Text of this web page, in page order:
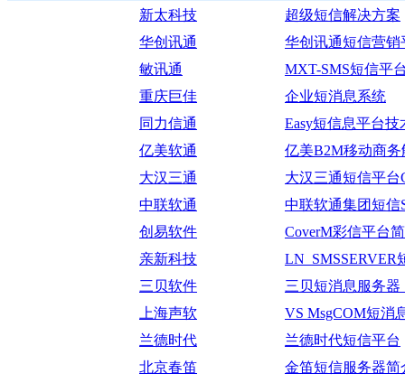
新太科技
超级短信解决方案
华创讯通
华创讯通短信营销
敏讯通
MXT-SMS短信平
重庆巨佳
企业短消息系统
同力信通
Easy短信息平台技
亿美软通
亿美B2M移动商务
大汉三通
大汉三通短信平台
中联软通
中联软通集团短信
创易软件
CoverM彩信平台
亲新科技
LN_SMSSERVER
三贝软件
三贝短消息服务器
上海声软
VS MsgCOM短消
兰德时代
兰德时代短信平台
北京春笛
金笛短信服务器简